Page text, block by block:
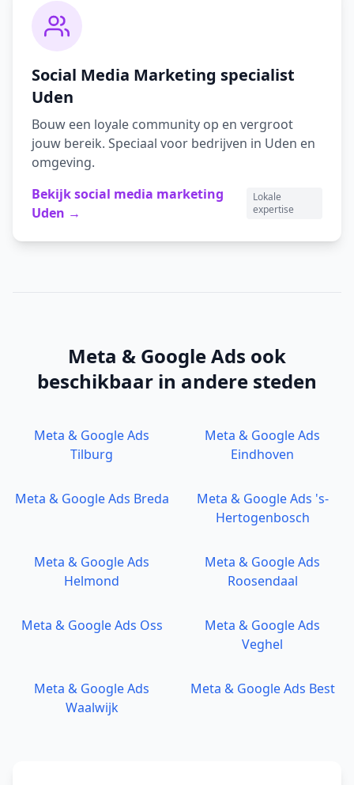
Social Media Marketing specialist
Uden
Bouw een loyale community op en vergroot
jouw bereik. Speciaal voor bedrijven in Uden en
omgeving.
Bekijksocial media marketing
Uden →
Lokale
expertise
Meta & Google Ads ook
beschikbaar in andere steden
Meta & Google Ads
Tilburg
Meta & Google Ads
Eindhoven
Meta & Google Ads Breda Meta & Google Ads 's-
Hertogenbosch
Meta & Google Ads
Helmond
Meta & Google Ads
Roosendaal
Meta & Google Ads Oss
Meta & Google Ads
Veghel
Meta & Google Ads
Waalwijk
Meta & Google Ads Best